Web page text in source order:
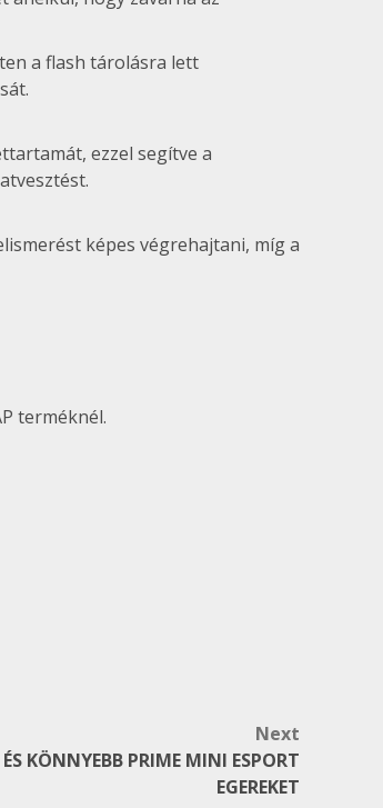
a flash tárolásra lett
ezzel segítve a
képes végrehajtani, míg a
terméknél.
Next
KÖNNYEBB PRIME MINI ESPORT
EGEREKET